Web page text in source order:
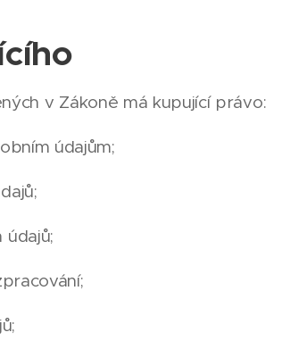
v Zákoně má kupující právo:
údajům;
údajů;